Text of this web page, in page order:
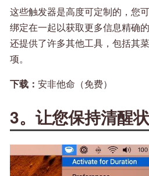
这些触发器是高度可定制的，您
绑定在一起以获取更多信息精确
还提供了许多其他工具，包括其
项。
下载： 安非他命（免费）
3。让您保持清醒